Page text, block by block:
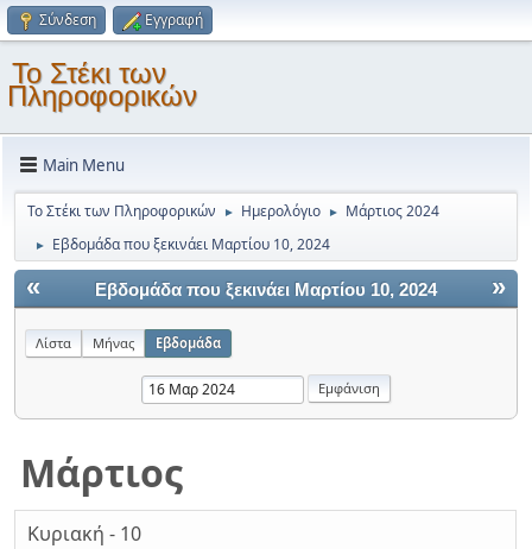
Σύνδεση Εγγραφή
Το Στέκι των
Πληροφορικών
Main Menu
Το Στέκι των Πληροφορικών ► Ημερολόγιο ► Μάρτιος 2024
► Εβδομάδα που ξεκινάει Μαρτίου 10, 2024
« »
Εβδομάδα που ξεκινάει Μαρτίου 10, 2024
Λίστα Μήνας Εβδομάδα
Μάρτιος
Κυριακή - 10